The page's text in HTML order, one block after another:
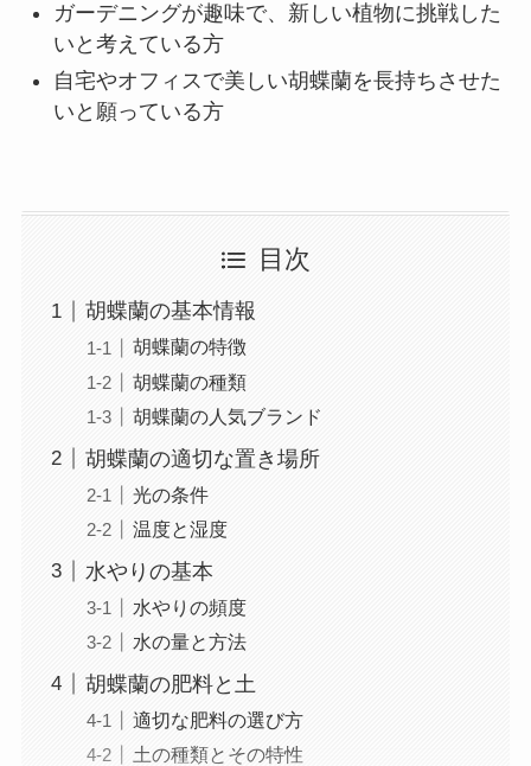
ガーデニングが趣味で、新しい植物に挑戦した
いと考えている方
自宅やオフィスで美しい胡蝶蘭を長持ちさせた
いと願っている方
目次
胡蝶蘭の基本情報
胡蝶蘭の特徴
胡蝶蘭の種類
胡蝶蘭の人気ブランド
胡蝶蘭の適切な置き場所
光の条件
温度と湿度
水やりの基本
水やりの頻度
水の量と方法
胡蝶蘭の肥料と土
適切な肥料の選び方
土の種類とその特性